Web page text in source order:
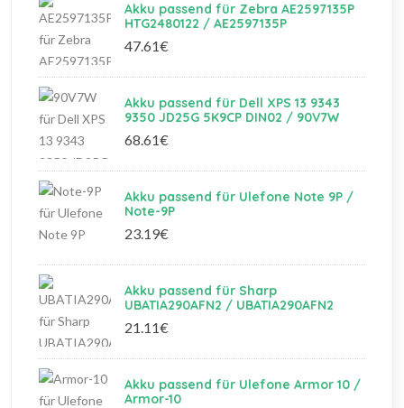
Akku passend für Zebra AE2597135P
HTG2480122 / AE2597135P
47.61€
Akku passend für Dell XPS 13 9343
9350 JD25G 5K9CP DIN02 / 90V7W
68.61€
Akku passend für Ulefone Note 9P /
Note-9P
23.19€
Akku passend für Sharp
UBATIA290AFN2 / UBATIA290AFN2
21.11€
Akku passend für Ulefone Armor 10 /
Armor-10